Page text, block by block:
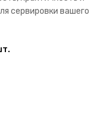
сервировки вашего